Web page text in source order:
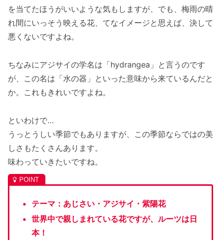
を当てたほうがいいような気もしますが、でも、梅雨の晴
れ間にいっそう映える花、てなイメージと思えば、決して
悪くないですよね。
ちなみにアジサイの学名は「hydrangea」と言うのです
が、この名は「水の器」といった意味から来ているんだと
か。これもきれいですよね。
といわけで…
うっとうしい季節でもありますが、この季節ならではの美
しさもたくさんあります。
味わっていきたいですね。
テーマ：あじさい・アジサイ・紫陽花
世界中で親しまれている花ですが、ルーツは日
本！